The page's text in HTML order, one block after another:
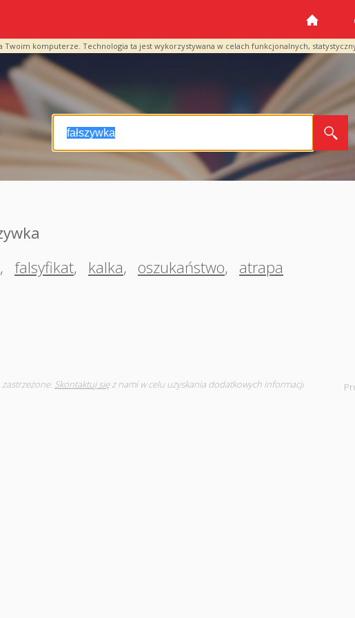
komputerze. Technologia ta jest wykorzystywana w celach funkcjonalnych,
, falsyfikat, kalka, oszukaństwo, atrapa
Skontaktuj sięz nami w celu uzyskania dodatkowych informacji